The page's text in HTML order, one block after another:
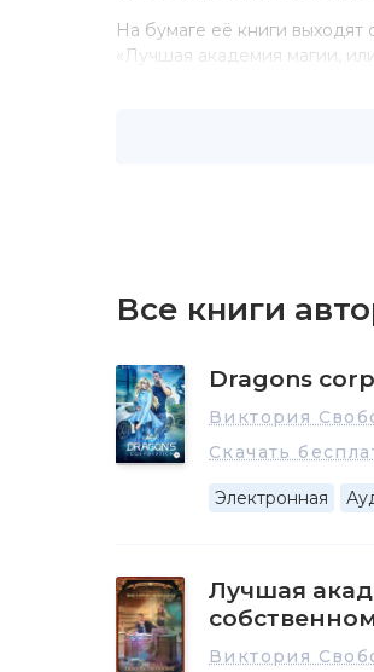
На бумаге её книги выходят
«Лучшая академия магии,
современные любовные
Все книги
Dragons
Виктория
Скачать
Электронная
Лучшая
Виктория